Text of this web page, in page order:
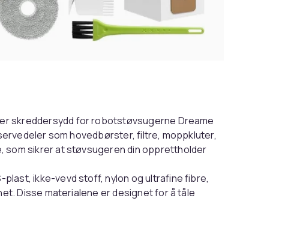
skreddersydd for robotstøvsugerne Dreame
som hovedbørster, filtre, moppkluter,
sikrer at støvsugeren din opprettholder
plast, ikke-vevd stoff, nylon og ultrafine fibre,
Disse materialene er designet for å tåle